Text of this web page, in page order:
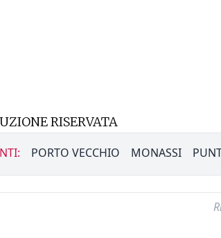
RISERVATA
PORTO VECCHIO MONASSI